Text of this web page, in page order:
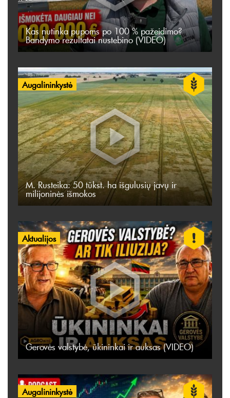
Kas nutinka pupoms po 100 % pažeidimo?
Bandymo rezultatai nustebino (VIDEO)
Augalininkystė
M. Rusteika: 50 tūkst. ha išgulusių javų ir
milijoninės išmokos
Aktualijos
Gerovės valstybė, ūkininkai ir auksas (VIDEO)
Augalininkystė